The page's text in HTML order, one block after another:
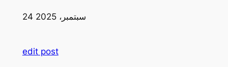
24 سبتمبر، 2025
edit post